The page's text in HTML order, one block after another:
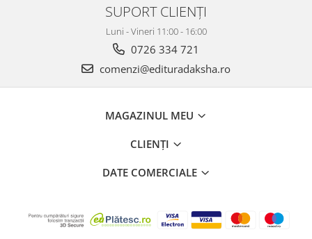
SUPORT CLIENȚI
Luni - Vineri 11:00 - 16:00
0726 334 721
comenzi@edituradaksha.ro
MAGAZINUL MEU
CLIENȚI
DATE COMERCIALE